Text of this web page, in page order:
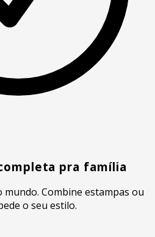
pra família
Combine estampas ou
o seu estilo.